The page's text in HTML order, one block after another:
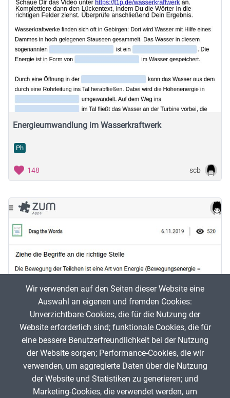
Energieumwandlung im Wasserkraftwerk
Ph
148 scb
Teilchenmodell und Temperatur
227 BirgitLachner
Wir verwenden auf den Seiten dieser Website eine
Auswahl an eigenen und fremden Cookies:
Unverzichtbare Cookies, die für die Nutzung der
Website erforderlich sind; funktionale Cookies, die für
eine bessere Benutzerfreundlichkeit bei der Nutzung
der Website sorgen; Performance-Cookies, die wir
verwenden, um aggregierte Daten über die Nutzung
der Website und Statistiken zu generieren; und
Marketing-Cookies, die verwendet werden, um